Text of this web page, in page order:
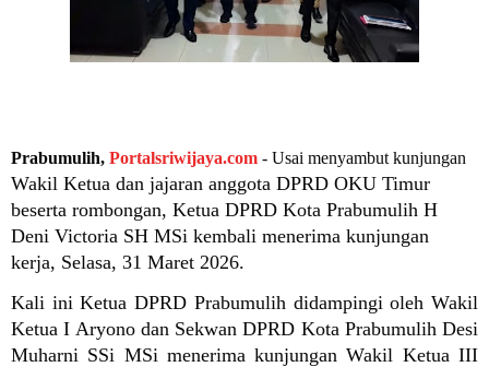
Prabumulih, Portalsriwijaya.com - Usai menyambut kunjungan
Wakil Ketua dan jajaran anggota DPRD OKU Timur
beserta rombongan, Ketua DPRD Kota Prabumulih H
Deni Victoria SH MSi kembali menerima kunjungan
kerja, Selasa, 31 Maret 2026.
Kali ini Ketua DPRD Prabumulih didampingioleh Wakil
Ketua I Aryono dan Sekwan DPRD Kota Prabumulih Desi
Muharni SSi MSi menerima kunjunganWakil Ketua III